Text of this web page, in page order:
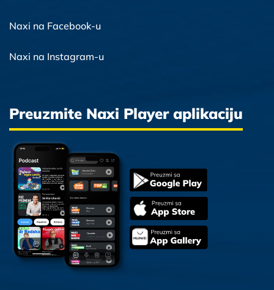
Naxi na Facebook-u
Naxi na Instagram-u
Preuzmite Naxi Player aplikaciju